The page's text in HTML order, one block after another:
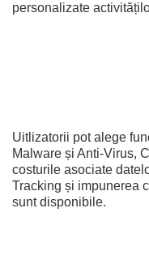
personalizate
Uitlizatorii pot alege
Malware și Anti-Virus,
costurile asociate
Tracking și impunerea
sunt disponibile.